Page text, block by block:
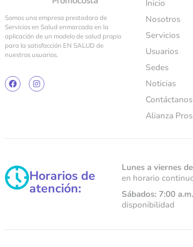
Somos una empresa prestadora de
Servicios en Salud enmarcada en la
aplicación de un modelo de salud propio
para la satisfacción EN SALUD de
nuestros usuarios.
Inicio
Nosotros
Servicios
Usuarios
Sedes
Noticias
Contáctanos
Alianza
Horarios de
atención:
Lunes a viernes
en horario
Sábados: 7:00
disponibilidad